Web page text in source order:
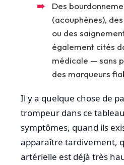
Des
(acouphènes),
ou des
également cités
médicale — sans
des marqueurs
Il y a quelque chose de
trompeur dans ce
symptômes, quand ils
apparaître tardivement,
artérielle est déjà très